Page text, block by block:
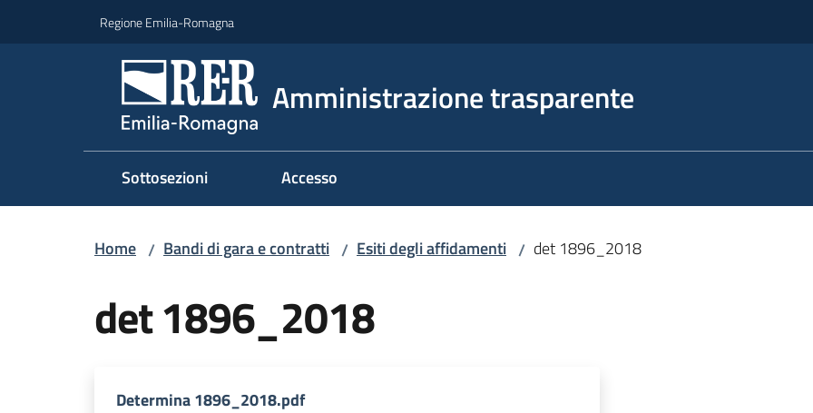
Regione Emilia-Romagna
Amministrazione trasparente
Sottosezioni Accesso
Home / Bandi di gara e contratti / Esiti degli affidamenti / det 1896_2018
det 1896_2018
Determina 1896_2018.pdf